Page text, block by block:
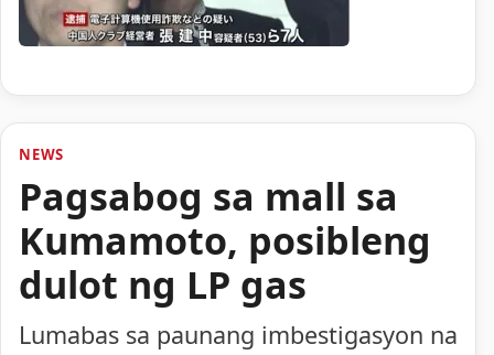
NEWS
Pagsabog sa mall sa
Kumamoto, posibleng
dulot ng LP gas
Lumabas sa paunang imbestigasyon na